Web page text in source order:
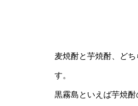
麦焼酎と芋焼酎、ど
す。
黒霧島といえば芋焼